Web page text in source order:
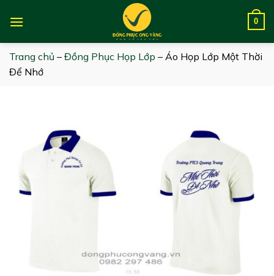
0
Trang chủ – Đồng Phục Họp Lớp – Áo Họp Lớp Một Thời
Để Nhớ